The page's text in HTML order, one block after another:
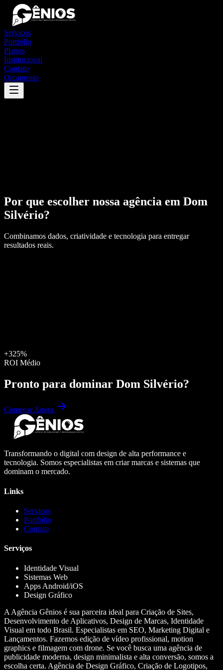
Serviços
Portfólio
Planos
Institucional
Contato
Orçamento
Por que escolher nossa agência em Dom
Silvério?
Combinamos dados, criatividade e tecnologia para entregar
resultados reais.
+325%
ROI Médio
Pronto para dominar Dom Silvério?
Começar Agora
Transformando o digital com design de alta performance e
tecnologia. Somos especialistas em criar marcas e sistemas que
dominam o mercado.
Links
Serviços
Portfólio
Contato
Serviços
Identidade Visual
Sistemas Web
Apps Android/iOS
Design Gráfico
A Agência Gênios é sua parceira ideal para Criação de Sites,
Desenvolvimento de Aplicativos, Design de Marcas, Identidade
Visual em todo Brasil. Especialistas em SEO, Marketing Digital e
Lançamentos. Fazemos edição de vídeo profissional, motion
graphics e filmagem com drone. Se você busca uma agência de
publicidade moderna, design minimalista e alta conversão, somos a
escolha certa. Agência de Design Gráfico, Criação de Logotipos,